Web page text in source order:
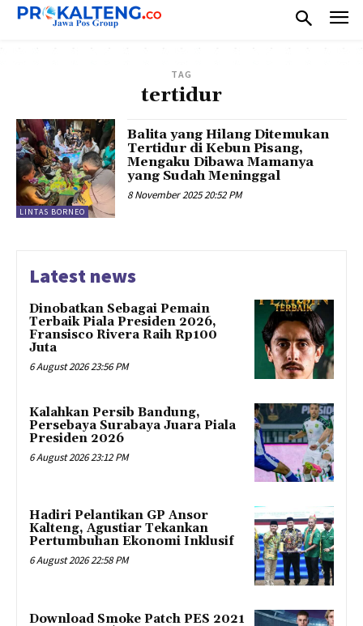
TAG
tertidur
LINTAS BORNEO
Balita yang Hilang Ditemukan
Tertidur di Kebun Pisang,
Mengaku Dibawa Mamanya
yang Sudah Meninggal
8 November 2025 20:52 PM
Latest news
Dinobatkan Sebagai Pemain
Terbaik Piala Presiden 2026,
Fransisco Rivera Raih Rp100
Juta
6 August 2026 23:56 PM
Kalahkan Persib Bandung,
Persebaya Surabaya Juara Piala
Presiden 2026
6 August 2026 23:12 PM
Hadiri Pelantikan GP Ansor
Kalteng, Agustiar Tekankan
Pertumbuhan Ekonomi Inklusif
6 August 2026 22:58 PM
Download Smoke Patch PES 2021